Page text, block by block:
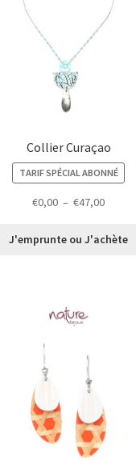
Collier Curaçao
TARIF SPÉCIAL ABONNÉ
€0,00 – €47,00Plage
prix :
J'emprunte ou J'achète